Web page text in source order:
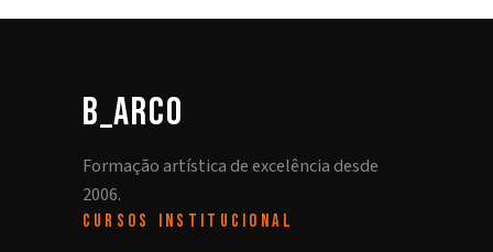
b_arco
Formação artística de excelência desde
2006.
CURSOS INSTITUCIONAL